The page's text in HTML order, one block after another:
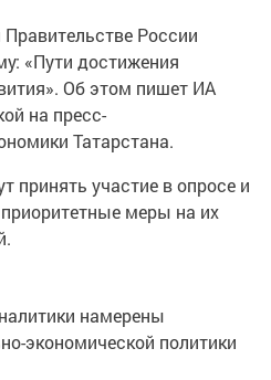
России
«Пути достижения
Об этом пишет ИА
на пресс-
Татарстана.
принять участие в опросе и
меры на их
намерены
экономической политики